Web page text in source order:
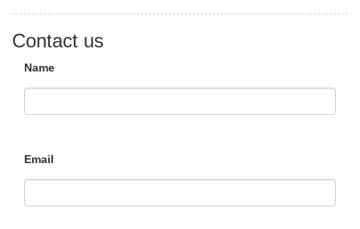
Contact us
Name
Email